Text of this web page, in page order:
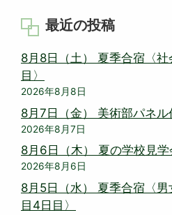
最近の投稿
8月8日（土） 夏季合宿〈社
目〉
2026年8月8日
8月7日（金） 美術部パネル
2026年8月7日
8月6日（木） 夏の学校見学
2026年8月6日
8月5日（水） 夏季合宿〈
目4日目〉